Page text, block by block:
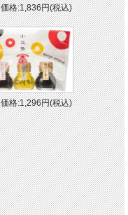
価格:1,836円(税込)
価格:1,296円(税込)